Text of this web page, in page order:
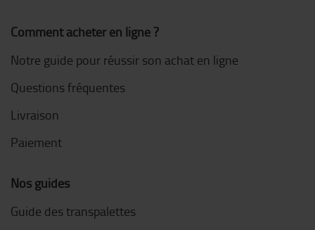
Comment acheter en ligne ?
Notre guide pour réussir son achat en ligne
Questions fréquentes
Livraison
Paiement
Nos guides
Guide des transpalettes